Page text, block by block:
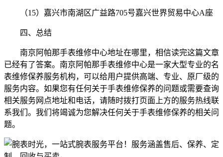
（15）嘉兴市南湖区广益路705号嘉兴世界贸易中心A座
四、总结
南京阿帕那手表维修中心地址在哪里，相信读完这篇文章
已经有了答案。南京阿帕那手表维修中心是一家大型专业的名
表维修保养服务机构，可以给用户提供高端、专业、原厂级的
服务内容。如果您有任何关于手表维修保养的问题或需要查询
相关服务网点地址和电话，请随时拨打页面上方的服务热线联
系我们。我们将竭诚为您解决任何关于手表维修保养的相关问
题。